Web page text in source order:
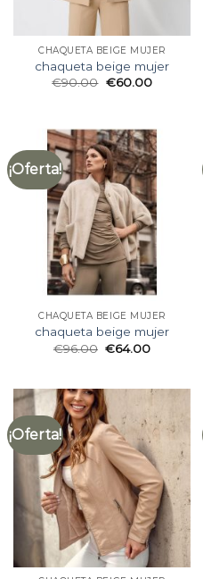
CHAQUETA BEIGE MUJER
chaqueta beige mujer
€90.00 €60.00
¡Oferta!
CHAQUETA BEIGE MUJER
chaqueta beige mujer
€96.00 €64.00
¡Oferta!